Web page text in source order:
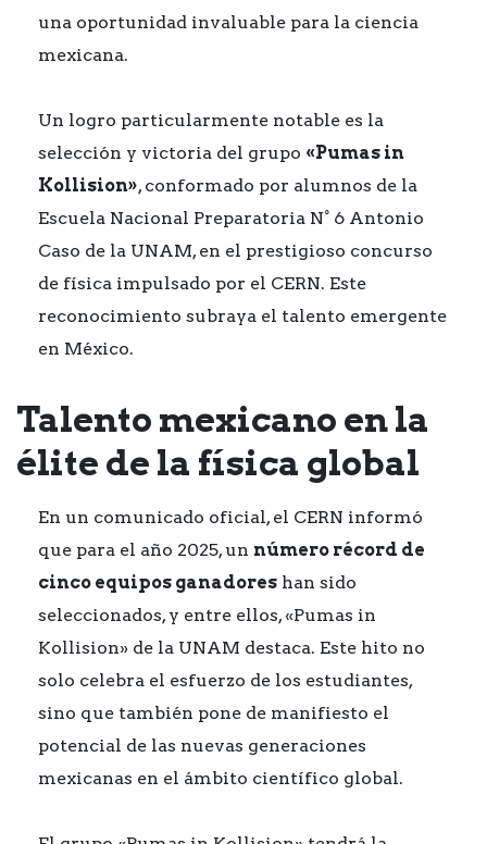
una oportunidad invaluable para la ciencia
mexicana.
Un logro particularmente notable es la
selección y victoria del grupo «Pumas in
Kollision», conformado por alumnos de la
Escuela Nacional Preparatoria N° 6 Antonio
Caso de la UNAM, en el prestigioso concurso
de física impulsado por el CERN. Este
reconocimiento subraya el talento emergente
en México.
Talento mexicano en la
élite de la física global
En un comunicado oficial, el CERN informó
que para el año 2025, un número récord de
cinco equipos ganadores han sido
seleccionados, y entre ellos, «Pumas in
Kollision» de la UNAM destaca. Este hito no
solo celebra el esfuerzo de los estudiantes,
sino que también pone de manifiesto el
potencial de las nuevas generaciones
mexicanas en el ámbito científico global.